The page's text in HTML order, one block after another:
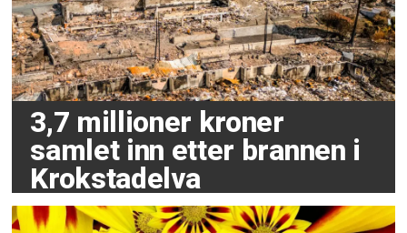
3,7 millioner kroner
samlet inn etter brannen i
Krokstadelva